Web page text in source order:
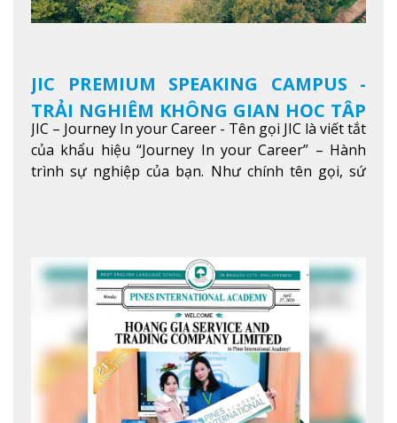
JIC PREMIUM SPEAKING CAMPUS -
TRẢI NGHIỆM KHÔNG GIAN HỌC TẬP
5 SAO TẠI BAGUIO
JIC – Journey In your Career - Tên gọi JIC là viết tắt
của khẩu hiệu “Journey In your Career” – Hành
trình sự nghiệp của bạn. Như chính tên gọi, sứ